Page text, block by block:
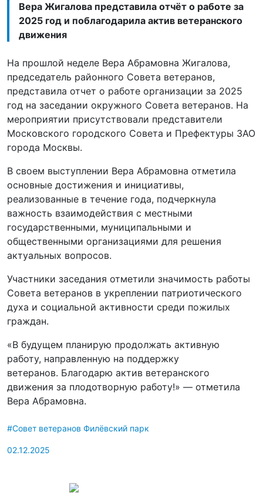
Вера Жигалова представила отчёт о работе за
2025 год и поблагодарила актив ветеранского
движения
На прошлой неделе Вера Абрамовна Жигалова,
председатель районного Совета ветеранов,
представила отчет о работе организации за 2025
год на заседании окружного Совета ветеранов. На
мероприятии присутствовали представители
Московского городского Совета и Префектуры ЗАО
города Москвы.
В своем выступлении Вера Абрамовна отметила
основные достижения и инициативы,
реализованные в течение года, подчеркнула
важность взаимодействия с местными
государственными, муниципальными и
общественными организациями для решения
актуальных вопросов.
Участники заседания отметили значимость работы
Совета ветеранов в укреплении патриотического
духа и социальной активности среди пожилых
граждан.
«В будущем планирую продолжать активную
работу, направленную на поддержку
ветеранов. Благодарю актив ветеранского
движения за плодотворную работу!» — отметила
Вера Абрамовна.
#Совет ветеранов Филёвский парк
02.12.2025